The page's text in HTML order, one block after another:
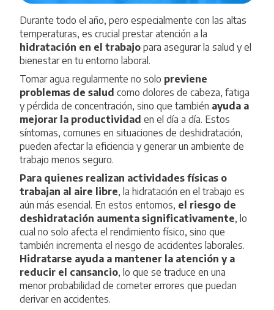
Durante todo el año, pero especialmente con las altas
temperaturas, es crucial prestar atención a la
hidratación en el trabajo para asegurar la salud y el
bienestar en tu entorno laboral.
Tomar agua regularmente no solo previene
problemas de salud como dolores de cabeza, fatiga
y pérdida de concentración, sino que también ayuda a
mejorar la productividad en el día a día. Estos
síntomas, comunes en situaciones de deshidratación,
pueden afectar la eficiencia y generar un ambiente de
trabajo menos seguro.
Para quienes realizan actividades físicas o
trabajan al aire libre, la hidratación en el trabajo es
aún más esencial. En estos entornos, el riesgo de
deshidratación aumenta significativamente, lo
cual no solo afecta el rendimiento físico, sino que
también incrementa el riesgo de accidentes laborales.
Hidratarse ayuda a mantener la atención y a
reducir el cansancio, lo que se traduce en una
menor probabilidad de cometer errores que puedan
derivar en accidentes.